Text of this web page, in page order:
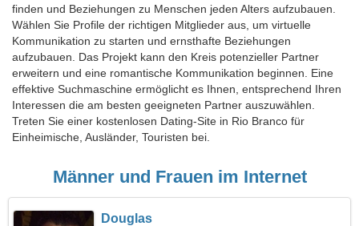
finden und Beziehungen zu Menschen jeden Alters aufzubauen.
Wählen Sie Profile der richtigen Mitglieder aus, um virtuelle
Kommunikation zu starten und ernsthafte Beziehungen
aufzubauen. Das Projekt kann den Kreis potenzieller Partner
erweitern und eine romantische Kommunikation beginnen. Eine
effektive Suchmaschine ermöglicht es Ihnen, entsprechend Ihren
Interessen die am besten geeigneten Partner auszuwählen.
Treten Sie einer kostenlosen Dating-Site in Rio Branco für
Einheimische, Ausländer, Touristen bei.
Männer und Frauen im Internet
Douglas